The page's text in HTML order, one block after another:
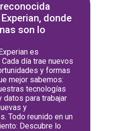
donde
son lo
es
día trae nuevos
y formas
mejor sabemos:
tecnologías
datos para trabajar
y
Todo reunido en un
Descubre lo